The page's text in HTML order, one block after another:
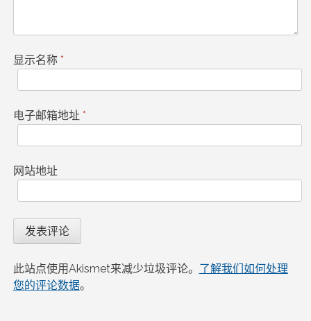
显示名称 *
电子邮箱地址 *
网站地址
此站点使用Akismet来减少垃圾评论。 了解我们如何处理
您的评论数据。